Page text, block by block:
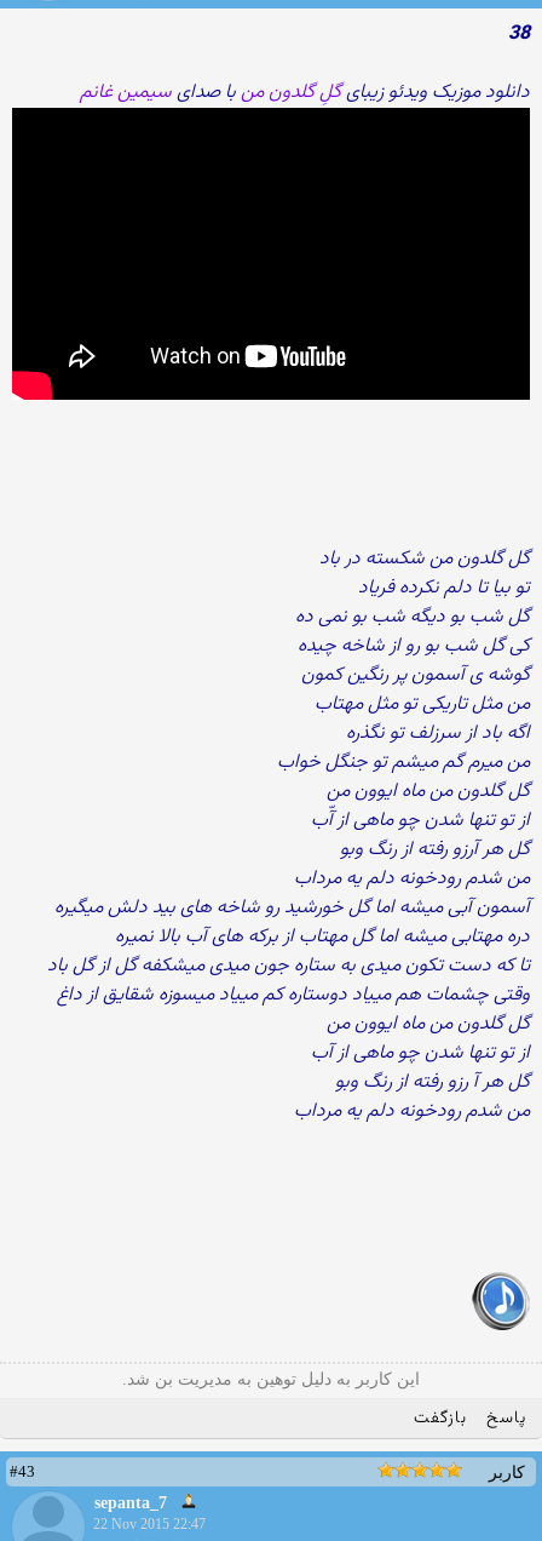
38
دانلود موزیک ویدئو زیبایگلِ گلدون منبا صدایسیمین غانم
گل گلدون من شکسته در باد
تو بیا تا دلم نکرده فریاد
گل شب بو دیگه شب بو نمی ده
کی گل شب بو رو از شاخه چیده
گوشه ی آسمون پر رنگین کمون
من مثل تاریکی تو مثل مهتاب
اگه باد از سرزلف تو نگذره
من میرم گم میشم تو جنگل خواب
گل گلدون من ماه ایوون من
از تو تنها شدن چو ماهی از آّب
گل هر آرزو رفته از رنگ وبو
من شدم رودخونه دلم یه مرداب
آسمون آبی میشه اما گل خورشید رو شاخه های بید دلش میگیره
دره مهتابی میشه اما گل مهتاب از برکه های آب بالا نمیره
تا که دست تکون میدی به ستاره جون میدی میشکفه گل از گل باد
وقتی چشمات هم مییاد دوستاره کم مییاد میسوزه شقایق از داغ
گل گلدون من ماه ایوون من
از تو تنها شدن چو ماهی از آب
گل هر آ رزو رفته از رنگ وبو
من شدم رودخونه دلم یه مرداب
این کاربر به دلیل توهین به مدیریت بن شد.
پاسخ بازگفت
کاربر
#43
sepanta_7
22 Nov 2015 22:47